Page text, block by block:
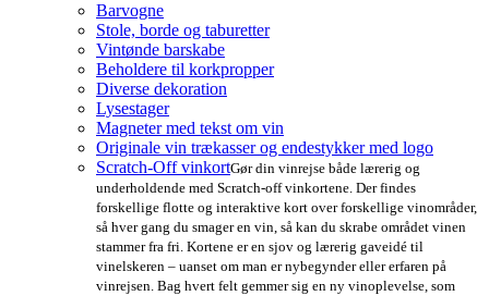
Barvogne
Stole, borde og taburetter
Vintønde barskabe
Beholdere til korkpropper
Diverse dekoration
Lysestager
Magneter med tekst om vin
Originale vin trækasser og endestykker med logo
Scratch-Off vinkortGør din vinrejse både lærerig og
underholdende med Scratch-off vinkortene. Der findes
forskellige flotte og interaktive kort over forskellige vinområder,
så hver gang du smager en vin, så kan du skrabe området vinen
stammer fra fri. Kortene er en sjov og lærerig gaveidé til
vinelskeren – uanset om man er nybegynder eller erfaren på
vinrejsen. Bag hvert felt gemmer sig en ny vinoplevelse, som